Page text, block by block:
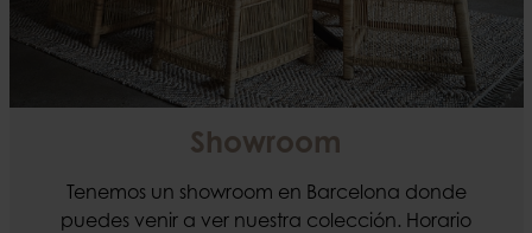
Showroom
Tenemos un showroom en Barcelona donde
puedes venir a ver nuestra colección. Horario